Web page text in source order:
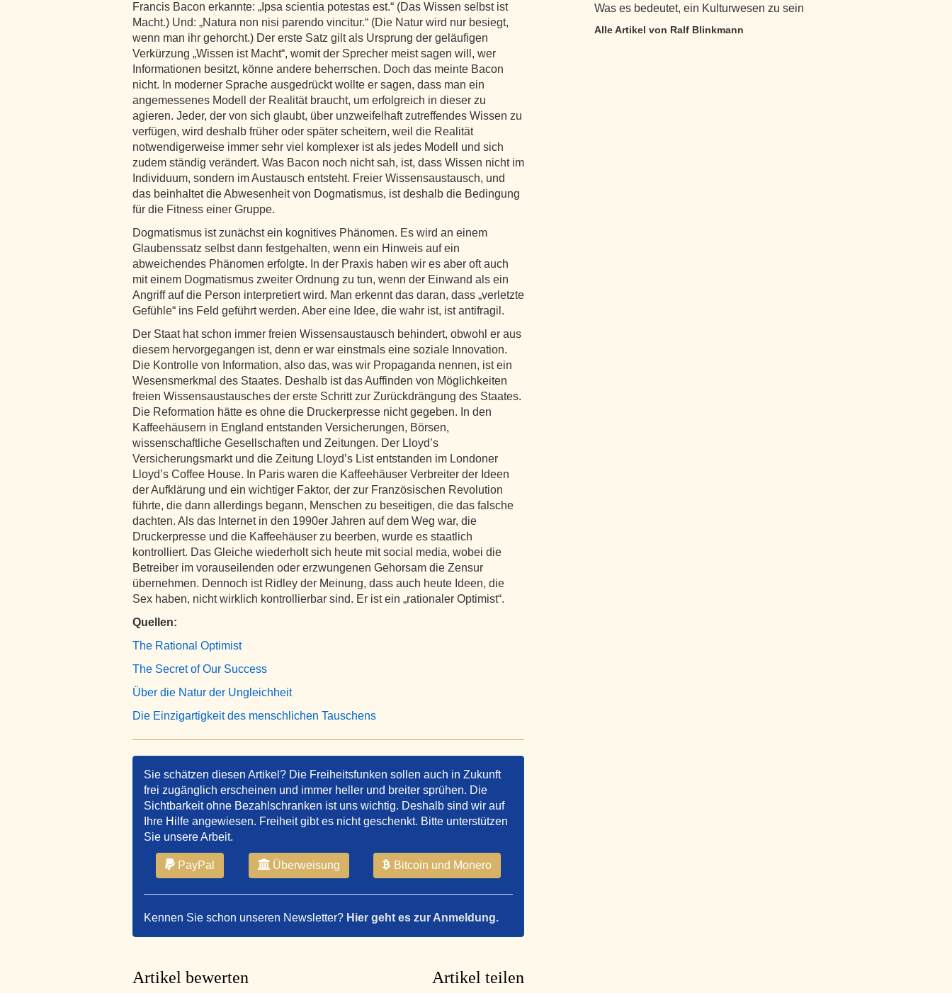
Francis Bacon erkannte: „Ipsa scientia potestas est.“ (Das Wissen selbst ist
Macht.) Und: „Natura non nisi parendo vincitur.“ (Die Natur wird nur besiegt,
wenn man ihr gehorcht.) Der erste Satz gilt als Ursprung der geläufigen
Verkürzung „Wissen ist Macht“, womit der Sprecher meist sagen will, wer
Informationen besitzt, könne andere beherrschen. Doch das meinte Bacon
nicht. In moderner Sprache ausgedrückt wollte er sagen, dass man ein
angemessenes Modell der Realität braucht, um erfolgreich in dieser zu
agieren. Jeder, der von sich glaubt, über unzweifelhaft zutreffendes Wissen zu
verfügen, wird deshalb früher oder später scheitern, weil die Realität
notwendigerweise immer sehr viel komplexer ist als jedes Modell und sich
zudem ständig verändert. Was Bacon noch nicht sah, ist, dass Wissen nicht im
Individuum, sondern im Austausch entsteht. Freier Wissensaustausch, und
das beinhaltet die Abwesenheit von Dogmatismus, ist deshalb die Bedingung
für die Fitness einer Gruppe.
Dogmatismus ist zunächst ein kognitives Phänomen. Es wird an einem
Glaubenssatz selbst dann festgehalten, wenn ein Hinweis auf ein
abweichendes Phänomen erfolgte. In der Praxis haben wir es aber oft auch
mit einem Dogmatismus zweiter Ordnung zu tun, wenn der Einwand als ein
Angriff auf die Person interpretiert wird. Man erkennt das daran, dass „verletzte
Gefühle“ ins Feld geführt werden. Aber eine Idee, die wahr ist, ist antifragil.
Der Staat hat schon immer freien Wissensaustausch behindert, obwohl er aus
diesem hervorgegangen ist, denn er war einstmals eine soziale Innovation.
Die Kontrolle von Information, also das, was wir Propaganda nennen, ist ein
Wesensmerkmal des Staates. Deshalb ist das Auffinden von Möglichkeiten
freien Wissensaustausches der erste Schritt zur Zurückdrängung des Staates.
Die Reformation hätte es ohne die Druckerpresse nicht gegeben. In den
Kaffeehäusern in England entstanden Versicherungen, Börsen,
wissenschaftliche Gesellschaften und Zeitungen. Der Lloyd’s
Versicherungsmarkt und die Zeitung Lloyd’s List entstanden im Londoner
Lloyd’s Coffee House. In Paris waren die Kaffeehäuser Verbreiter der Ideen
der Aufklärung und ein wichtiger Faktor, der zur Französischen Revolution
führte, die dann allerdings begann, Menschen zu beseitigen, die das falsche
dachten. Als das Internet in den 1990er Jahren auf dem Weg war, die
Druckerpresse und die Kaffeehäuser zu beerben, wurde es staatlich
kontrolliert. Das Gleiche wiederholt sich heute mit social media, wobei die
Betreiber im vorauseilenden oder erzwungenen Gehorsam die Zensur
übernehmen. Dennoch ist Ridley der Meinung, dass auch heute Ideen, die
Sex haben, nicht wirklich kontrollierbar sind. Er ist ein „rationaler Optimist“.
Quellen:
The Rational Optimist
The Secret of Our Success
Über die Natur der Ungleichheit
Die Einzigartigkeit des menschlichen Tauschens
Sie schätzen diesen Artikel? Die Freiheitsfunken sollen auch in Zukunft
frei zugänglich erscheinen und immer heller und breiter sprühen. Die
Sichtbarkeit ohne Bezahlschranken ist uns wichtig. Deshalb sind wir auf
Ihre Hilfe angewiesen. Freiheit gibt es nicht geschenkt. Bitte unterstützen
Sie unsere Arbeit.
PayPal Überweisung Bitcoin und Monero
Kennen Sie schon unseren Newsletter? Hier geht es zur Anmeldung.
Artikel bewerten Artikel teilen
Was es bedeutet, ein Kulturwesen zu sein
Alle Artikel von Ralf Blinkmann